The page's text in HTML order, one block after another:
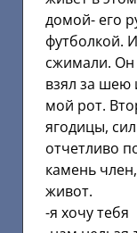
домой- его
футболкой.
сжимали. Он
взял за шею
мой рот.
ягодицы,
отчетливо
камень
живот.
-я хочу тебя